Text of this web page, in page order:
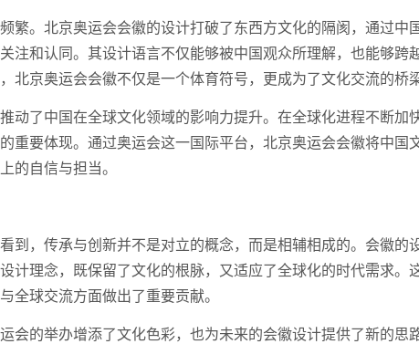
繁。北京奥运会会徽的设计打破了东西方文化的隔阂，通过中
注和认同。其设计语言不仅能够被中国观众所理解，也能够跨
北京奥运会会徽不仅是一个体育符号，更成为了文化交流的桥梁
动了中国在全球文化领域的影响力提升。在全球化进程不断加
重要体现。通过奥运会这一国际平台，北京奥运会会徽将中国
的自信与担当。
到，传承与创新并不是对立的概念，而是相辅相成的。会徽的
计理念，既保留了文化的根脉，又适应了全球化的时代需求。
全球交流方面做出了重要贡献。
会的举办增添了文化色彩，也为未来的会徽设计提供了新的思路